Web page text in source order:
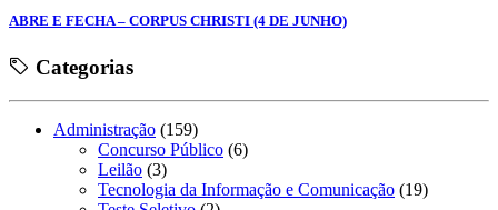
ABRE E FECHA – CORPUS CHRISTI (4 DE JUNHO)
Categorias
Administração (159)
Concurso Público (6)
Leilão (3)
Tecnologia da Informação e Comunicação (19)